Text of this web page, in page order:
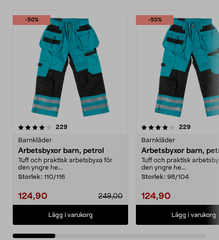
-50%
229recensioner
Barnkläder
Arbetsbyxor barn, petrol
Tuff och praktisk arbetsbyxa för
den yngre he...
Storlek: 110/116
124,90 249,00
Lägg i varukorg
-50%
4.0 av 5 stjärnor 229
Barnkläder
Arbetsbyxor barn,
Tuff och praktisk
den yngre he...
Storlek: 98/104
124,90
Lägg i varukorg
4.0 av 5 stjärnor